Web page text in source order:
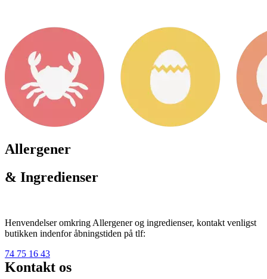
Allergener
& Ingredienser
Henvendelser omkring Allergener og ingredienser, kontakt venligst
butikken indenfor åbningstiden på tlf:
74 75 16 43
Kontakt os